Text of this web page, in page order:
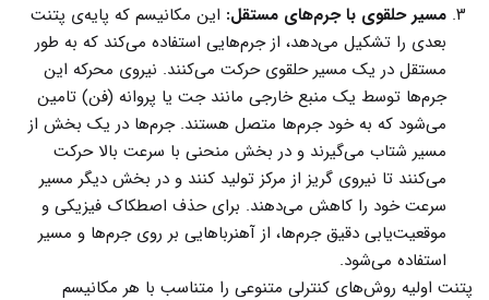
مسیر حلقوی با جرم‌های مستقل: این مکانیسم که پایه‌ی پتنت
بعدی را تشکیل می‌دهد، از جرم‌هایی استفاده می‌کند که به طور
مستقل در یک مسیر حلقوی حرکت می‌کنند. نیروی محرکه این
جرم‌ها توسط یک منبع خارجی مانند جت یا پروانه (فن) تامین
می‌شود که به خود جرم‌ها متصل هستند. جرم‌ها در یک بخش از
مسیر شتاب می‌گیرند و در بخش منحنی با سرعت بالا حرکت
می‌کنند تا نیروی گریز از مرکز تولید کنند و در بخش دیگر مسیر
سرعت خود را کاهش می‌دهند. برای حذف اصطکاک فیزیکی و
موقعیت‌یابی دقیق جرم‌ها، از آهنرباهایی بر روی جرم‌ها و مسیر
استفاده می‌شود.
پتنت اولیه روش‌های کنترلی متنوعی را متناسب با هر مکانیسم